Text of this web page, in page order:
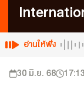
พื้นที่
Thai
เรื่อ
อ่านให้ฟัง
30 มิ.ย. 68 17:13